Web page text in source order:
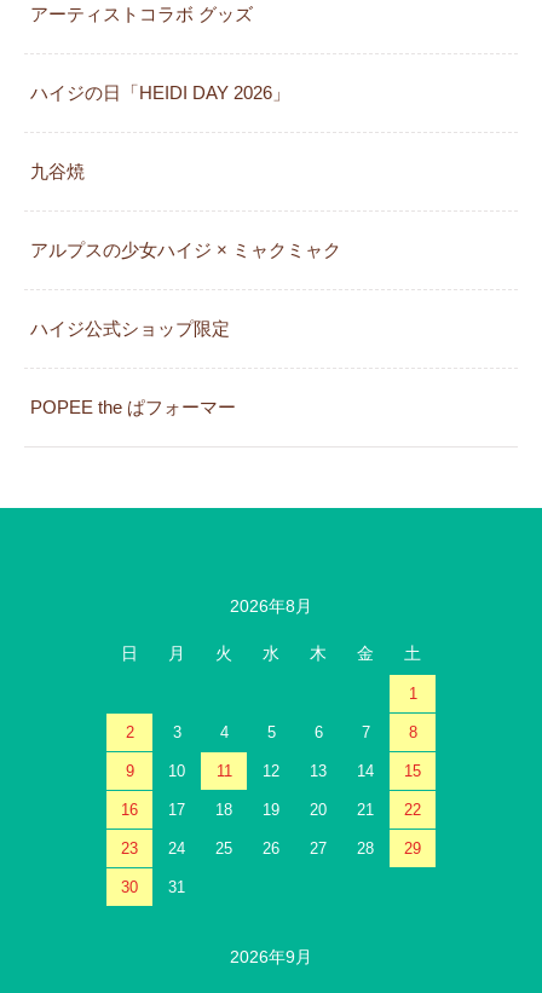
アーティストコラボ グッズ
ハイジの日「HEIDI DAY 2026」
九谷焼
アルプスの少女ハイジ × ミャクミャク
ハイジ公式ショップ限定
POPEE the ぱフォーマー
2026年8月
日 月 火 水 木 金 土
1
2 3 4 5 6 7 8
9 10 11 12 13 14 15
16 17 18 19 20 21 22
23 24 25 26 27 28 29
30 31
2026年9月